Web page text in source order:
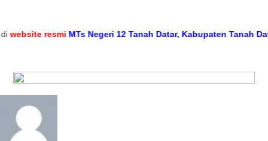
resmi MTs Negeri 12 Tanah Datar, Kabupaten Tanah